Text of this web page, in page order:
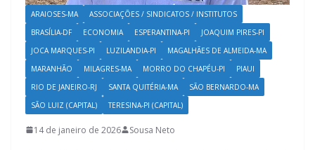
ARAIOSES-MA
ASSOCIAÇÕES / SINDICATOS / INSTITUTOS
BRASÍLIA-DF
ECONOMIA ESPERANTINA-PI
JOAQUIM PIRES-PI
JOCA MARQUES-PI
LUZILANDIA-PI
MAGALHÃES DE ALMEIDA-MA
MARANHÃO
MILAGRES-MA MORRO DO CHAPÉU-PI
PIAUI
RIO DE JANEIRO-RJ
SANTA QUITÉRIA-MA
SÃO BERNARDO-MA
SÃO LUIZ (CAPITAL)
TERESINA-PI (CAPITAL)
14 de janeiro de 2026 Sousa Neto